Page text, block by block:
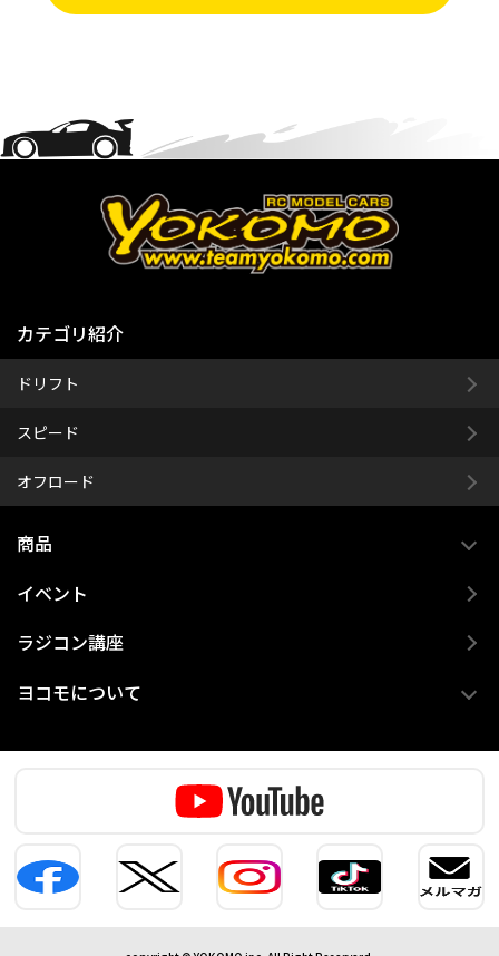
カテゴリ紹介
ドリフト
スピード
オフロード
商品
イベント
ラジコン講座
ヨコモについて